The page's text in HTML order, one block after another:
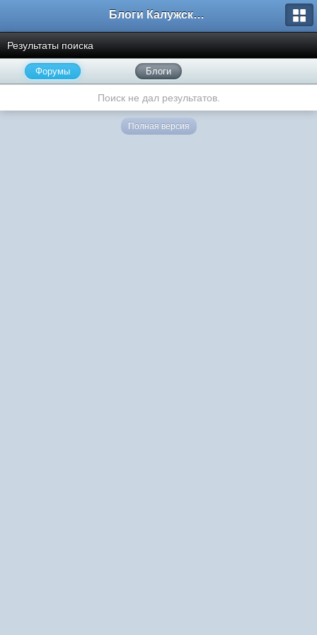
Блоги Калужского перекрестка
Результаты поиска
Форумы Блоги
Поиск не дал результатов.
Полная версия